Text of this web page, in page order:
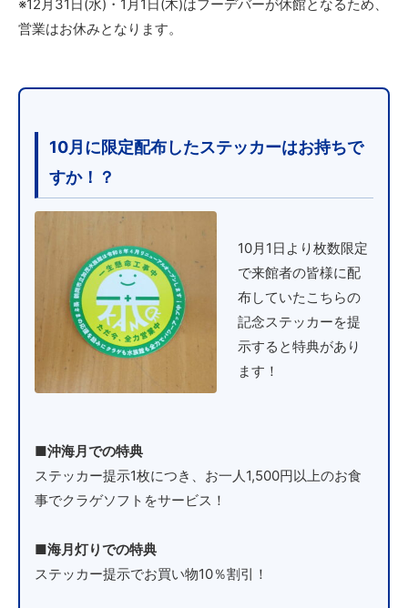
※12月31日(水)・1月1日(木)はフーデバーが休館となるため、
営業はお休みとなります。
10月に限定配布したステッカーはお持ちで
すか！？
10月1日より枚数限定
で来館者の皆様に配
布していたこちらの
記念ステッカーを提
示すると特典があり
ます！
■沖海月での特典
ステッカー提示1枚につき、お一人1,500円以上のお食
事でクラゲソフトをサービス！
■海月灯りでの特典
ステッカー提示でお買い物10％割引！